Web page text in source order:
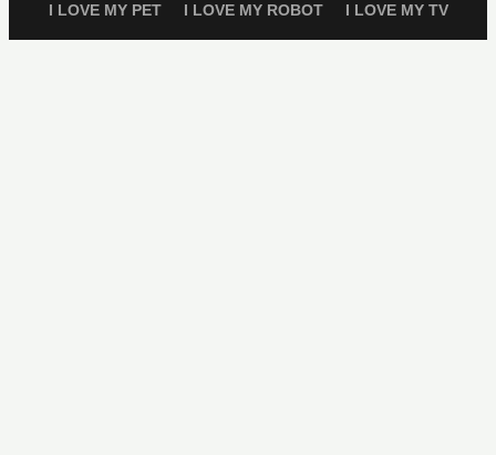
I LOVE MY PET I LOVE MY ROBOT I LOVE MY TV